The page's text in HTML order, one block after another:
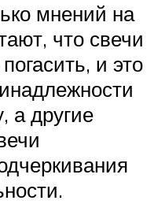
мнений на
что свечи
и это
а другие